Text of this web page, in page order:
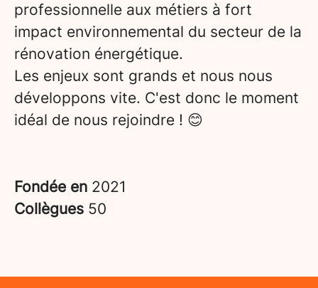
professionnelle aux métiers à fort
impact environnemental du secteur de la
rénovation énergétique.
Les enjeux sont grands et nous nous
développons vite. C'est donc le moment
idéal de nous rejoindre ! 😊
Fondée en 2021
Collègues 50